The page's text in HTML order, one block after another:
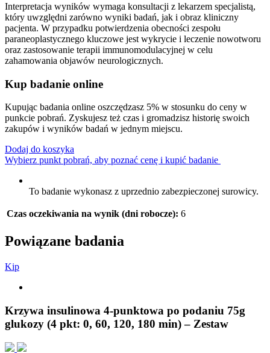
Interpretacja wyników wymaga konsultacji z lekarzem specjalistą,
który uwzględni zarówno wyniki badań, jak i obraz kliniczny
pacjenta. W przypadku potwierdzenia obecności zespołu
paraneoplastycznego kluczowe jest wykrycie i leczenie nowotworu
oraz zastosowanie terapii immunomodulacyjnej w celu
zahamowania objawów neurologicznych.
Kup badanie online
Kupując badania online oszczędzasz 5% w stosunku do ceny w
punkcie pobrań. Zyskujesz też czas i gromadzisz historię swoich
zakupów i wyników badań w jednym miejscu.
Dodaj do koszyka
Wybierz punkt pobrań, aby poznać cenę i kupić badanie
To badanie wykonasz z uprzednio zabezpieczonej surowicy.
Czas oczekiwania na wynik (dni robocze): 6
Powiązane badania
Kip
Krzywa insulinowa 4-punktowa po podaniu 75g
glukozy (4 pkt: 0, 60, 120, 180 min) – Zestaw